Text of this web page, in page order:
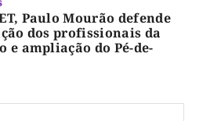
Paulo Mourão defende
dos profissionais da
e ampliação do Pé-de-